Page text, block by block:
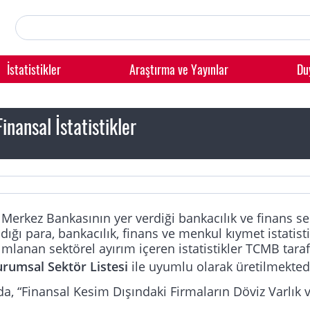
İstatistikler Araştırma ve Yayınlar
İstatistikler
Bankasının yer verdiği bankacılık ve finans
para, bankacılık, finans ve menkul kıymet
sektörel ayırım içeren istatistikler TCMB
Sektör Listesi ile uyumlu olarak
“Finansal Kesim Dışındaki Firmaların Döviz